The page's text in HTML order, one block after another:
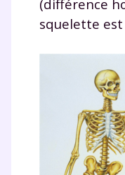
(différence
squelette